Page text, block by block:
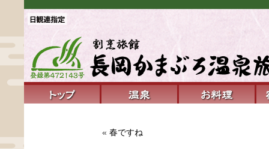
« 春ですね